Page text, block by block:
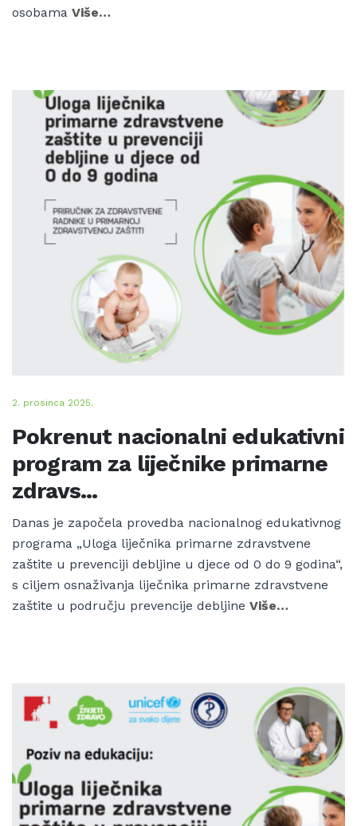
osobama Više…
2. prosinca 2025.
Pokrenut nacionalni edukativni
program za liječnike primarne
zdravs...
Danas je započela provedba nacionalnog edukativnog
programa „Uloga liječnika primarne zdravstvene
zaštite u prevenciji debljine u djece od 0 do 9 godina“,
s ciljem osnaživanja liječnika primarne zdravstvene
zaštite u području prevencije debljine Više…